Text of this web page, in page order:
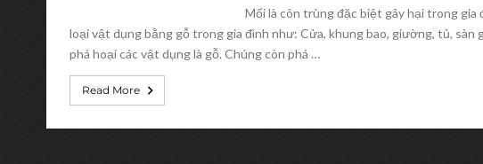
Mối là côn trùng đặc biệt gây hại trong gia
loại vật dụng bằng gỗ trong gia đình như: Cửa, khung bao, giường, tủ,
phá hoại các vật dụng là gỗ. Chúng còn phá …
Read More